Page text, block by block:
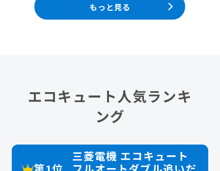
もっと見る
エコキュート人気ランキ
ング
三菱電機 エコキュート